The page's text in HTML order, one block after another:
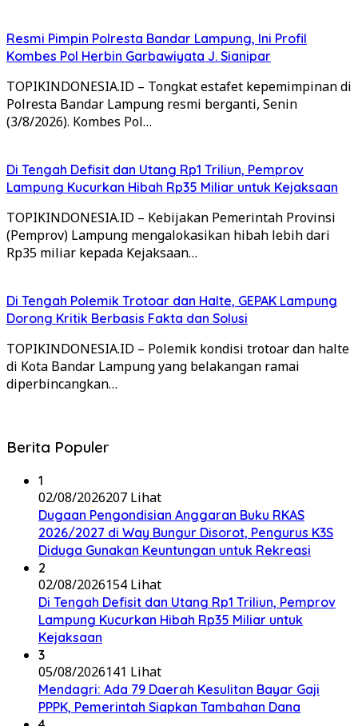
Resmi Pimpin Polresta Bandar Lampung, Ini Profil
Kombes Pol Herbin Garbawiyata J. Sianipar
TOPIKINDONESIA.ID – Tongkat estafet kepemimpinan di
Polresta Bandar Lampung resmi berganti, Senin
(3/8/2026). Kombes Pol…
Di Tengah Defisit dan Utang Rp1 Triliun, Pemprov
Lampung Kucurkan Hibah Rp35 Miliar untuk Kejaksaan
TOPIKINDONESIA.ID – Kebijakan Pemerintah Provinsi
(Pemprov) Lampung mengalokasikan hibah lebih dari
Rp35 miliar kepada Kejaksaan…
Di Tengah Polemik Trotoar dan Halte, GEPAK Lampung
Dorong Kritik Berbasis Fakta dan Solusi
TOPIKINDONESIA.ID – Polemik kondisi trotoar dan halte
di Kota Bandar Lampung yang belakangan ramai
diperbincangkan…
Berita Populer
1
02/08/2026207 Lihat
Dugaan Pengondisian Anggaran Buku RKAS
2026/2027 di Way Bungur Disorot, Pengurus K3S
Diduga Gunakan Keuntungan untuk Rekreasi
2
02/08/2026154 Lihat
Di Tengah Defisit dan Utang Rp1 Triliun, Pemprov
Lampung Kucurkan Hibah Rp35 Miliar untuk
Kejaksaan
3
05/08/2026141 Lihat
Mendagri: Ada 79 Daerah Kesulitan Bayar Gaji
PPPK, Pemerintah Siapkan Tambahan Dana